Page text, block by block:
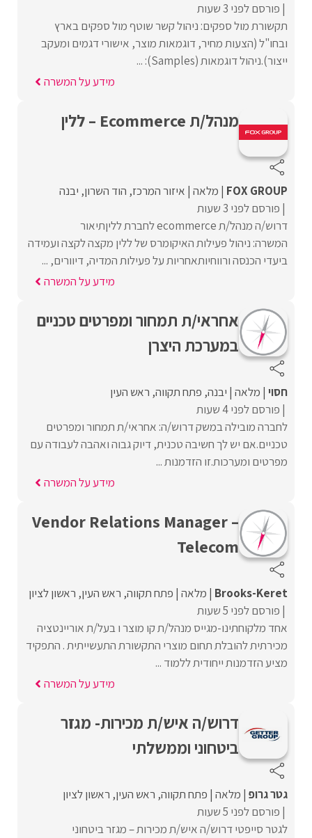
פורסם לפני 3 שעות
תקשורת מול ספקים: ניהול קשר שוטף מול ספקים בארץ
ובחו"ל (הצעות מחיר, דוגמאות מוצר, אישורי דגמים ומעקב
ייצור).ניהול דוגמאות (Samples): ...
מידע על המשרה
מנהל/ת Ecommerce – ללין
FOX GROUP מלאה איזור המרכז הוד השרון יבנה
פורסם לפני 3 שעות
דרוש/ה מנהל/ת ecommerce לחברת לליןתיאור
המשרה: ניהול פעילות האיקומרס של ללין מקצה לקצה ועמידה
ביעדי הכנסה ורווחיותאחריות על פעילות המדיה, דיוורים, ...
מידע על המשרה
אחראי/ת תמחור ומפרטים טכניים
במערכת היצרן
חסוי מלאה יבנה פתח תקווה ראש העין
פורסם לפני 4 שעות
לחברה מובילה במשק דרוש/ה: אחראי/ת תמחור ומפרטים
טכניים.אם יש לך חשיבה טכנית, דיוק גבוה ואהבה לעבודה עם
מפרטים ומערכות.זו הזדמנות ...
מידע על המשרה
Vendor Relations Manager –
Telecom
Brooks-Keret מלאה פתח תקווה ראש העין ראשון לציון
פורסם לפני 5 שעות
אחד מלקוחתינו-מגייס מנהל/ת קו מוצר ו בעל/ת אוריינטציה
מכירתית להובלת תחום מוצרי התקשורת התעשייתית . התפקיד
מציע הזדמנות ייחודית ללמוד ...
מידע על המשרה
דרוש/ה איש/ת מכירות- מגזר
ביטחוני וממשלתי
גטר גרופ מלאה פתח תקווה ראש העין ראשון לציון
פורסם לפני 5 שעות
לגטר סייפטי דרוש/ה איש/ת מכירות – מגזר ביטחוני